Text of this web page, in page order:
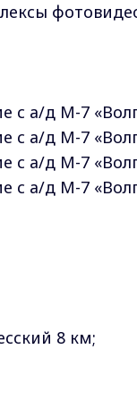
с а/д М-7
с а/д М-7
с а/д М-7
с а/д М-7
8 км;